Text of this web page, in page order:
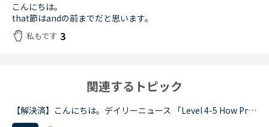
こんにちは。
that節はandの前までだと思います。
私もです 3
関連するトピック
【解決済】こんにちは。デイリーニュース 「Level 4-5 How Processed Food Helped Humanity」 の第2パラグラフ、The small size of teeth in early humans can only be explained by food becoming easier to eat...